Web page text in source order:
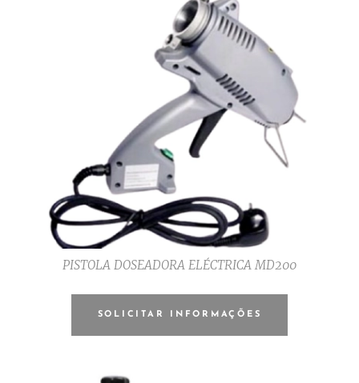
PISTOLA DOSEADORA ELÉCTRICA MD200
SOLICITAR INFORMAÇÕES